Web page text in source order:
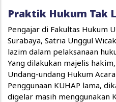
Praktik Hukum Tak
Pengajar di Fakultas Hukum
Surabaya, Satria Unggul
lazim dalam pelaksanaan
Yang dilakukan majelis
Undang-undang Hukum
Penggunaan KUHAP lama,
digelar masih menggunakan